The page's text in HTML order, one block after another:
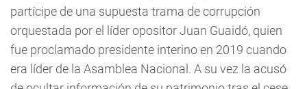
partícipe de una supuesta trama de corrupción
orquestada por el líder opositor Juan Guaidó, quien
fue proclamado presidente interino en 2019 cuando
era líder de la Asamblea Nacional. A su vez la acusó